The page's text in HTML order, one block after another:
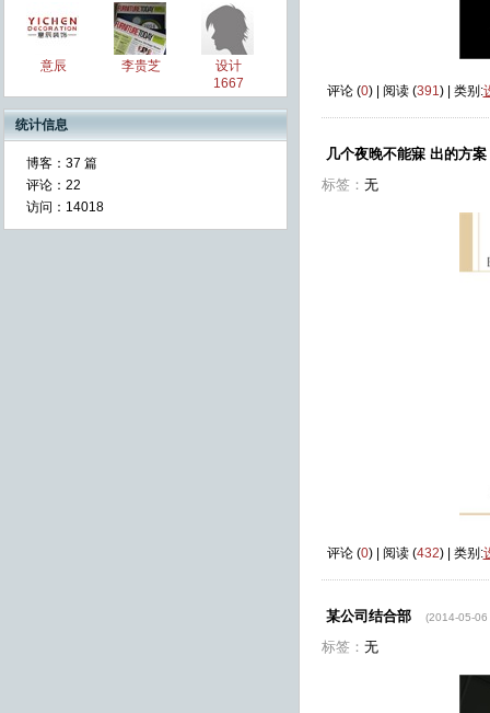
意辰 李贵芝
设计
1667
统计信息
博客： 37 篇
评论： 22
访问： 14018
评论 (0) | 阅读 (391) | 类别:
几个夜晚不能寐 出的方案
标签： 无
评论 (0) | 阅读 (432) | 类别:
某公司结合部 (2014-05-06
标签： 无